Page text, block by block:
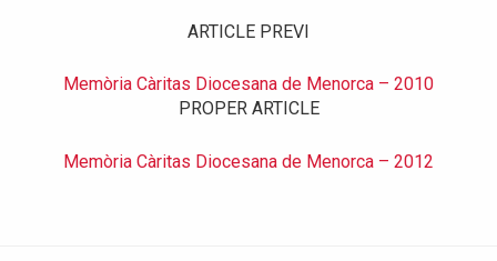
ARTICLE PREVI
Memòria Càritas Diocesana de Menorca – 2010
PROPER ARTICLE
Memòria Càritas Diocesana de Menorca – 2012